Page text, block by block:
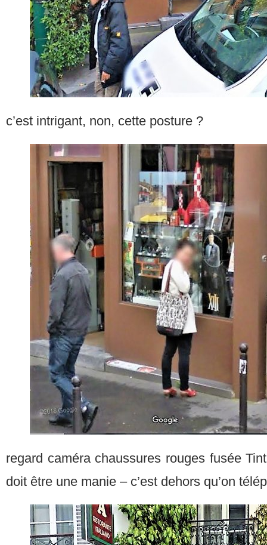
c’est intrigant, non, cette posture ?
regard caméra chaussures rouges fusée
doit être une manie – c’est dehors qu’on